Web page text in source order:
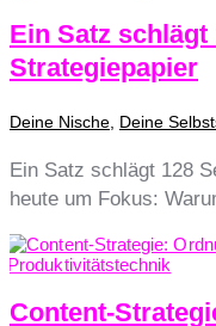
Ein Satz schlägt
Strategiepapier
Deine Nische Deine
Ein Satz schlägt 128
heute um Fokus:
Content-